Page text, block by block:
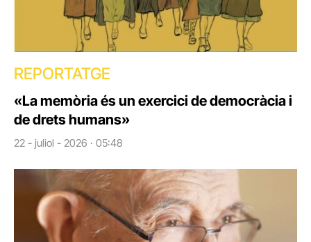
REPORTATGE
«La memòria és un exercici de democràcia i
de drets humans»
22 - juliol - 2026 · 05:48